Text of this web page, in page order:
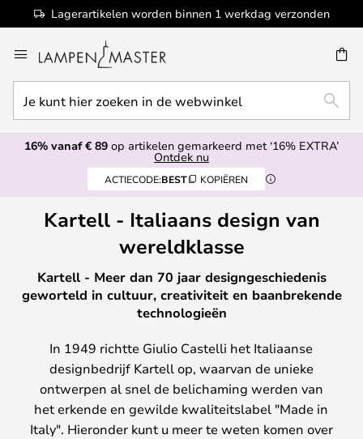
100+ designermerken
naar
de
inhoud
kunt
hier
zoeken
webwinkel
16% vanaf € 89 op artikelen gemarkeerd met ‘16% EXTRA’
Ontdek nu
ACTIECODE:BEST KOPIËREN
Kartell - Italiaans design van
wereldklasse
Kartell - Meer dan 70 jaar designgeschiedenis
geworteld in cultuur, creativiteit en baanbrekende
technologieën
In 1949 richtte Giulio Castelli het Italiaanse
designbedrijf Kartell op, waarvan de unieke
ontwerpen al snel de belichaming werden van
het erkende en gewilde kwaliteitslabel "Made in
Italy". Hieronder kunt u meer te weten komen over